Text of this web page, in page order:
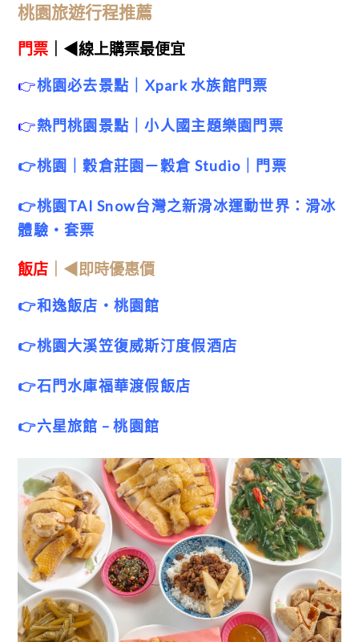
桃園旅遊行程推薦
門票 ｜◀線上購票最便宜
👉桃園必去景點｜ Xpark 水族館門票
👉熱門桃園景點｜小人國主題樂園門票
👉桃園｜穀倉莊園－穀倉 Studio｜門票
👉桃園TAI Snow台灣之新滑冰運動世界：滑冰
體驗・套票
飯店 ｜◀即時優惠價
👉和逸飯店‧桃園館
👉桃園大溪笠復威斯汀度假酒店
👉石門水庫福華渡假飯店
👉六星旅館 – 桃園館